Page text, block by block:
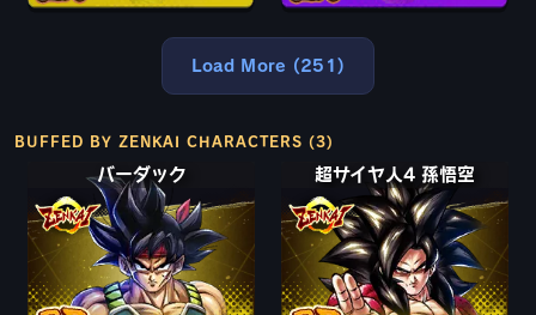
Load More (251)
BUFFED BY ZENKAI CHARACTERS (3)
バーダック 超サイヤ人4 孫悟空